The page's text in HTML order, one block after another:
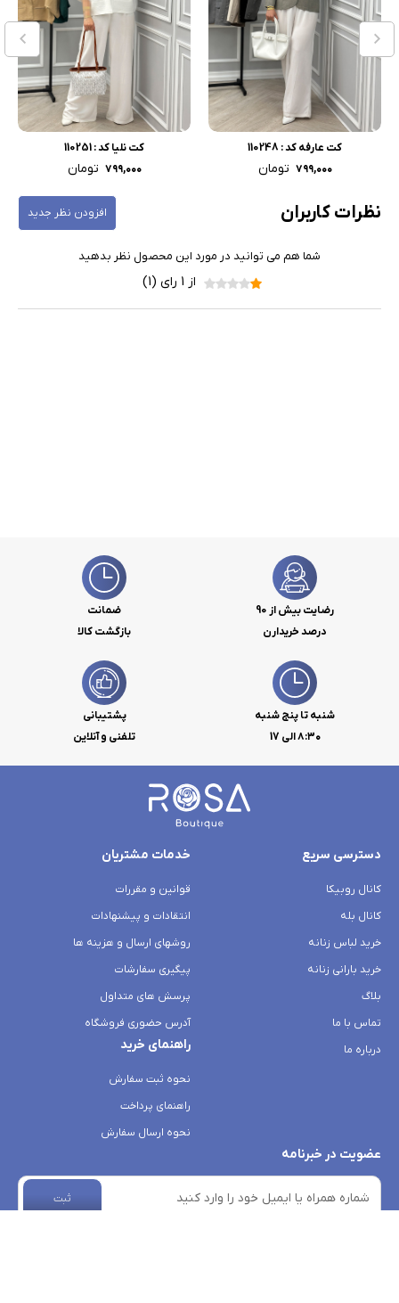
کت عارفه کد : 110248
۷۹۹,۰۰۰ تومان
کت نلیا کد : 110251
۷۹۹,۰۰۰ تومان
نظرات کاربران افزودن نظر جدید
شما هم می توانید در مورد این محصول نظر بدهید
از 1 رای (1)
رضایت بیش از 90
درصد خریدارن
ضمانت
بازگشت کالا
شنبه تا پنج شنبه
۸:۳۰ الی 17
پشتیبانی
تلفنی و آنلاین
دسترسی سریع
کانال روبیکا
کانال بله
خرید لباس زنانه
خرید بارانی زنانه
بلاگ
تماس با ما
درباره ما
خدمات مشتریان
قوانین و مقررات
انتقادات و پیشنهادات
روشهای ارسال و هزینه ها
پیگیری سفارشات
پرسش های متداول
آدرس حضوری فروشگاه
راهنمای خرید
نحوه ثبت سفارش
راهنمای پرداخت
نحوه ارسال سفارش
عضویت در خبرنامه
ثبت